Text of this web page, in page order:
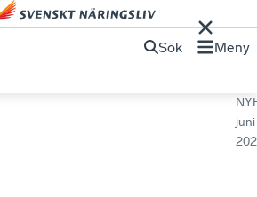
Sök Meny
juni